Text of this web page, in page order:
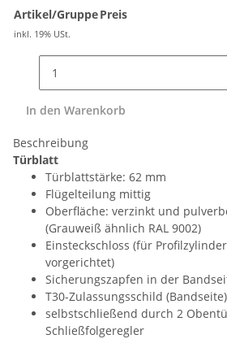
Artikel/GruppePreis
inkl. 19% USt.
In den Warenkorb
Beschreibung
Türblatt
Türblattstärke: 62 mm
Flügelteilung mittig
Oberfläche: verzinkt und
(Grauweiß ähnlich RAL 9002)
Einsteckschloss (für
vorgerichtet)
Sicherungszapfen in der
T30-Zulassungsschild (Bandseite)
selbstschließend durch 2
Schließfolgeregler